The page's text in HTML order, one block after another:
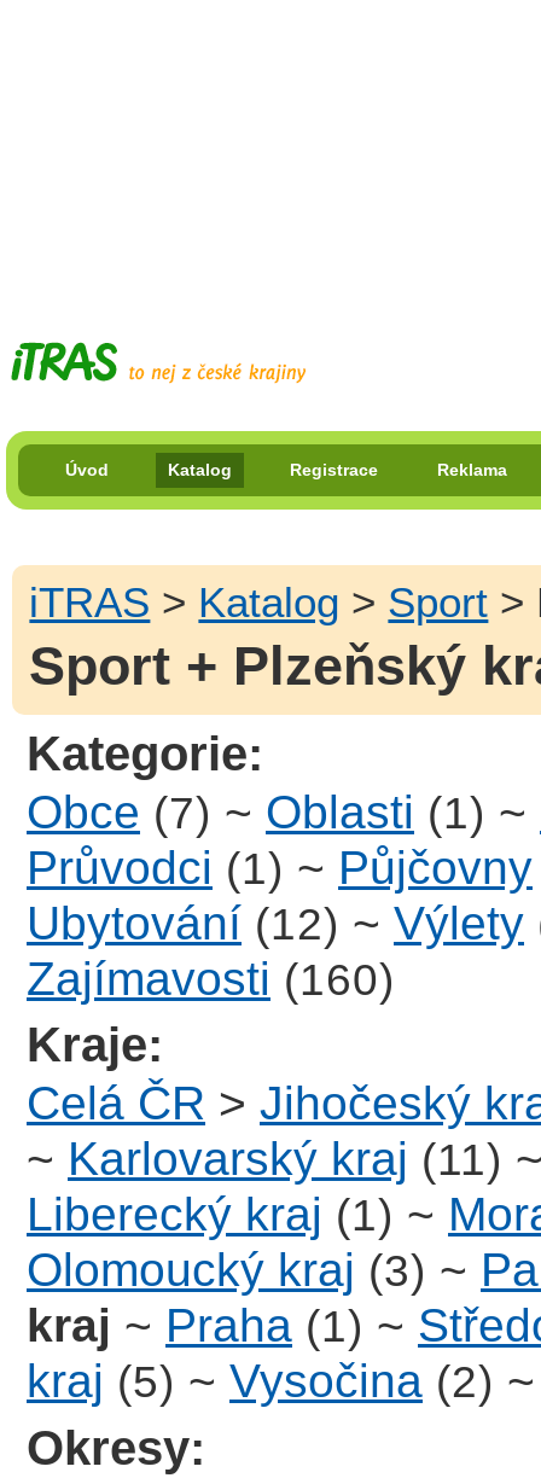
Úvod Katalog Registrace Reklama
iTRAS > Katalog > Sport >
Sport + Plzeňský
Kategorie:
Obce (7) ~ Oblasti (1) ~
Průvodci (1) ~ Půjčovny
Ubytování (12) ~ Výlety
Zajímavosti (160)
Kraje:
Celá ČR > Jihočeský
~ Karlovarský kraj (11)
Liberecký kraj (1) ~
Olomoucký kraj (3) ~
kraj ~ Praha (1) ~
kraj (5) ~ Vysočina (2)
Okresy: